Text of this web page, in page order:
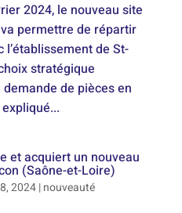
2024, le nouveau site
permettre de répartir
de St-
stratégique
de pièces en
et acquiert un nouveau
(Saône-et-Loire)
2024|nouveauté